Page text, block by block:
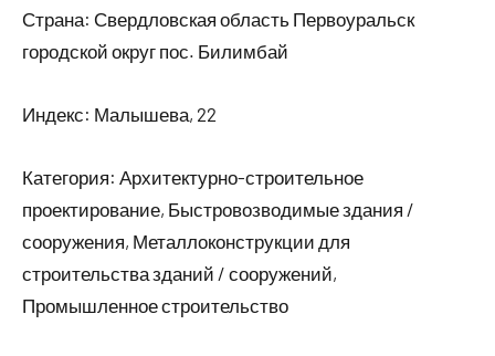
Страна: Свердловская область Первоуральск
городской округ пос. Билимбай
Индекс: Малышева, 22
Категория: Архитектурно-строительное
проектирование, Быстровозводимые здания /
сооружения, Металлоконструкции для
строительства зданий / сооружений,
Промышленное строительство